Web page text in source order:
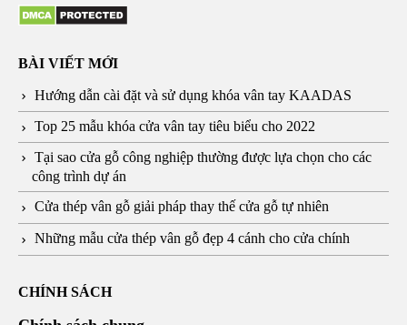
BÀI VIẾT MỚI
Hướng dẫn cài đặt và sử dụng khóa vân tay KAADAS
Top 25 mẫu khóa cửa vân tay tiêu biểu cho 2022
Tại sao cửa gỗ công nghiệp thường được lựa chọn cho các
công trình dự án
Cửa thép vân gỗ giải pháp thay thế cửa gỗ tự nhiên
Những mẫu cửa thép vân gỗ đẹp 4 cánh cho cửa chính
CHÍNH SÁCH